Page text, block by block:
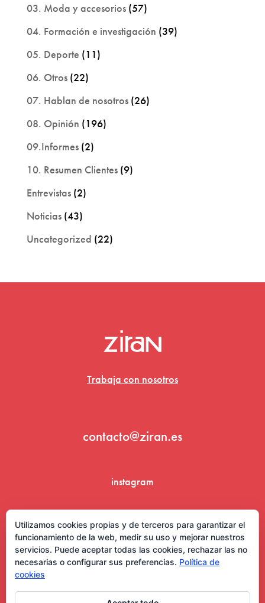
03. Moda y accesorios(57)
04. Formación e investigación (39)
05. Deporte (11)
06. Otros(22)
07. Hablan de nosotros(26)
08. Opinión (196)
09.Informes(2)
10. Resumen Clientes(9)
Entrevistas(2)
Noticias(43)
Uncategorized (22)
Trabaja con nosotros
contacto@ziran.es
instagram
Utilizamos cookies propias y de terceros para garantizar el
funcionamiento de la web, medir su uso y mejorar nuestros
servicios. Puede aceptar todas las cookies, rechazar las no
necesarias o configurar sus preferencias. Política de
cookies